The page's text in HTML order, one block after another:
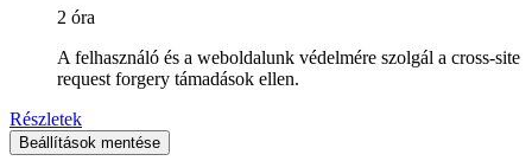
2 óra
A felhasználó és a weboldalunk védelmére szolgál a cross-site
request forgery támadások ellen.
Részletek
Beállítások mentése